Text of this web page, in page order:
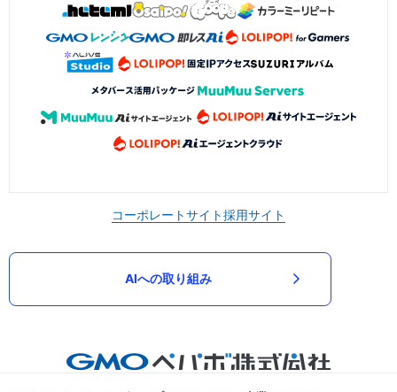
コーポレートサイト採用サイト
AIへの取り組み